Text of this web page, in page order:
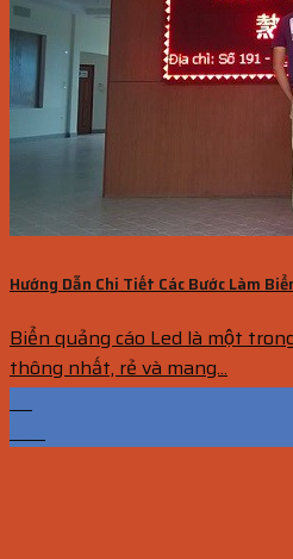
Hướng Dẫn Chi Tiết Các Bước Làm
Biển quảng cáo Led là một
thông nhất, rẻ và mang...
25
Th9